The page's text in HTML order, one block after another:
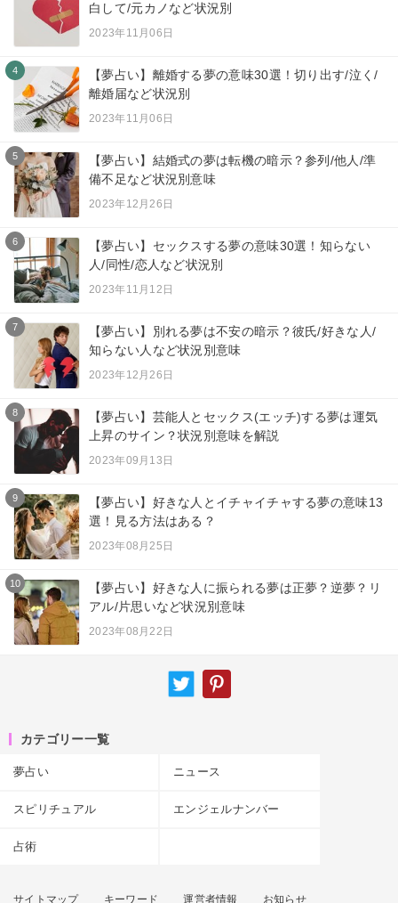
白して/元カノなど状況別
2023年11月06日
4
【夢占い】離婚する夢の意味30選！切り出す/泣く/
離婚届など状況別
2023年11月06日
5
【夢占い】結婚式の夢は転機の暗示？参列/他人/準
備不足など状況別意味
2023年12月26日
6
【夢占い】セックスする夢の意味30選！知らない
人/同性/恋人など状況別
2023年11月12日
7
【夢占い】別れる夢は不安の暗示？彼氏/好きな人/
知らない人など状況別意味
2023年12月26日
8
【夢占い】芸能人とセックス(エッチ)する夢は運気
上昇のサイン？状況別意味を解説
2023年09月13日
9
【夢占い】好きな人とイチャイチャする夢の意味13
選！見る方法はある？
2023年08月25日
10
【夢占い】好きな人に振られる夢は正夢？逆夢？リ
アル/片思いなど状況別意味
2023年08月22日
カテゴリー一覧
夢占い ニュース
スピリチュアル エンジェルナンバー
占術
サイトマップ キーワード 運営者情報 お知らせ